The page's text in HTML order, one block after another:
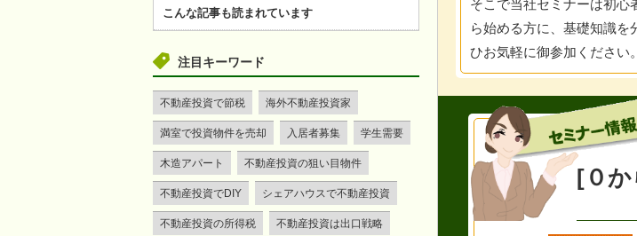
そこで当社セミナーは初心
ら始める方に、基礎知識
ひお気軽に御参加ください。
[０
こんな記事も読まれています
注目キーワード
不動産投資で節税 海外不動産投資家
満室で投資物件を売却 入居者募集 学生需要
木造アパート 不動産投資の狙い目物件
不動産投資でDIY シェアハウスで不動産投資
不動産投資の所得税 不動産投資は出口戦略